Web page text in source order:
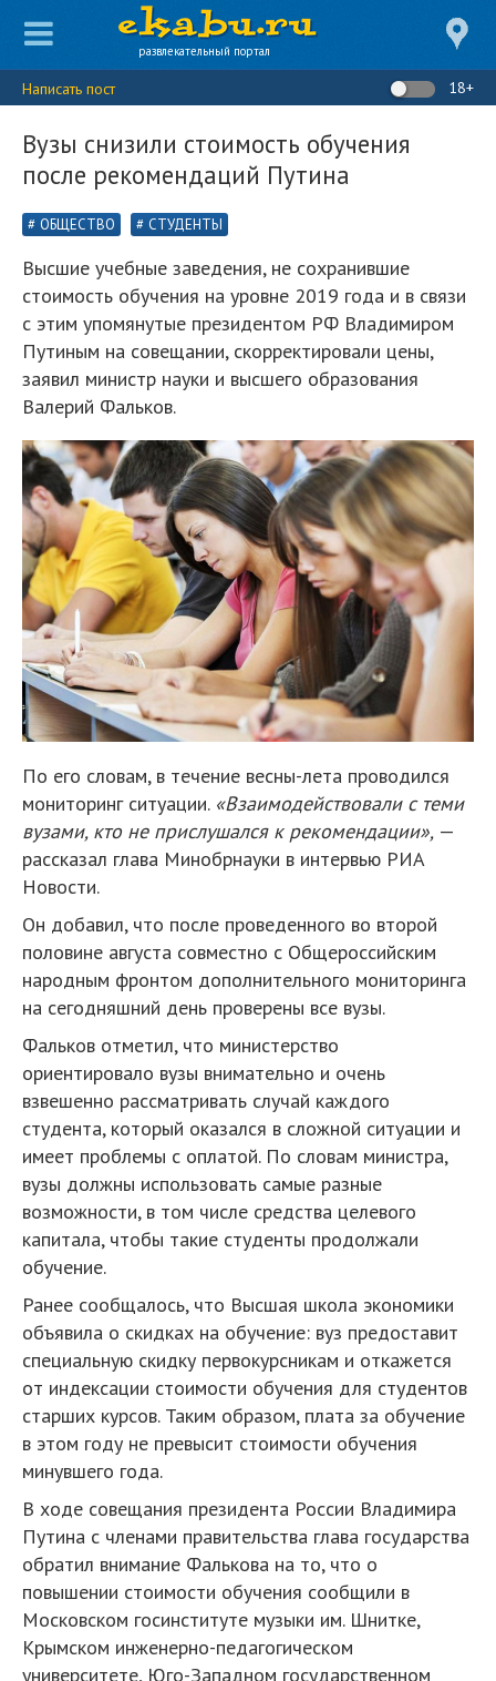
развлекательный портал
Написать пост 18+
Вузы снизили стоимость обучения
после рекомендаций Путина
ОБЩЕСТВО СТУДЕНТЫ
Высшие учебные заведения, не сохранившие
стоимость обучения на уровне 2019 года и в связи
с этим упомянутые президентом РФ Владимиром
Путиным на совещании, скорректировали цены,
заявил министр науки и высшего образования
Валерий Фальков.
По его словам, в течение весны-лета проводился
мониторинг ситуации. «Взаимодействовали с теми
вузами, кто не прислушался к рекомендации», —
рассказал глава Минобрнауки в интервью РИА
Новости.
Он добавил, что после проведенного во второй
половине августа совместно с Общероссийским
народным фронтом дополнительного мониторинга
на сегодняшний день проверены все вузы.
Фальков отметил, что министерство
ориентировало вузы внимательно и очень
взвешенно рассматривать случай каждого
студента, который оказался в сложной ситуации и
имеет проблемы с оплатой. По словам министра,
вузы должны использовать самые разные
возможности, в том числе средства целевого
капитала, чтобы такие студенты продолжали
обучение.
Ранее сообщалось, что Высшая школа экономики
объявила о скидках на обучение: вуз предоставит
специальную скидку первокурсникам и откажется
от индексации стоимости обучения для студентов
старших курсов. Таким образом, плата за обучение
в этом году не превысит стоимости обучения
минувшего года.
В ходе совещания президента России Владимира
Путина с членами правительства глава государства
обратил внимание Фалькова на то, что о
повышении стоимости обучения сообщили в
Московском госинституте музыки им. Шнитке,
Крымском инженерно-педагогическом
университете, Юго-Западном государственном